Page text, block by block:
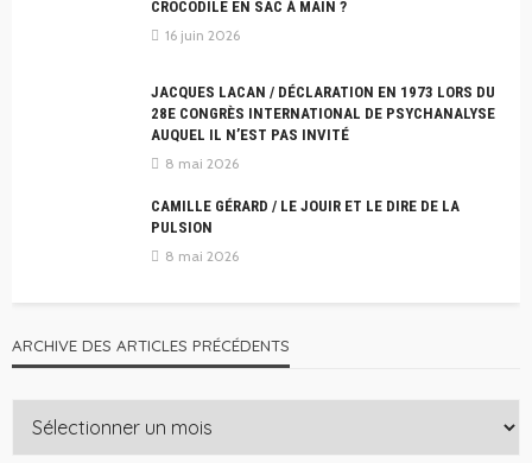
CROCODILE EN SAC À MAIN ?
16 juin 2026
JACQUES LACAN / DÉCLARATION EN 1973 LORS DU
28E CONGRÈS INTERNATIONAL DE PSYCHANALYSE
AUQUEL IL N’EST PAS INVITÉ
8 mai 2026
CAMILLE GÉRARD / LE JOUIR ET LE DIRE DE LA
PULSION
8 mai 2026
ARCHIVE DES ARTICLES PRÉCÉDENTS